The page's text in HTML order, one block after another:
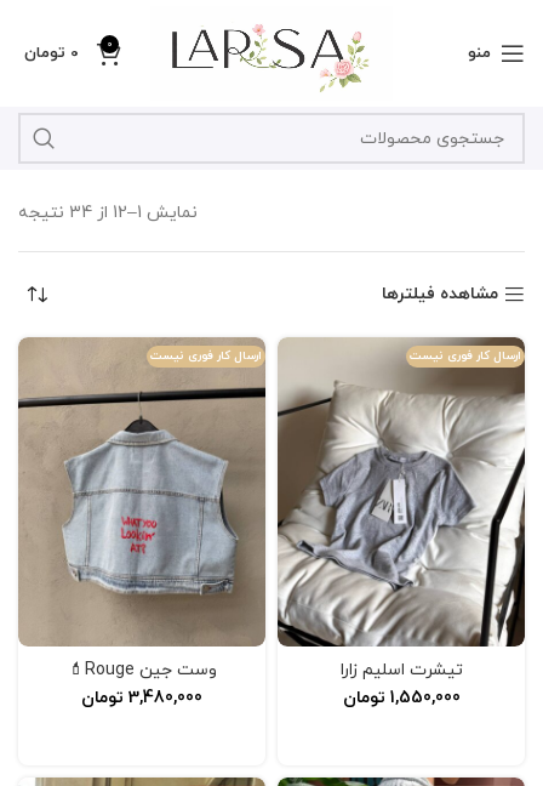
منو 0
0 تومان
نمایش 1–12 از 34 نتیجه
مشاهده فیلترها
ارسال کار فوری نیست
تیشرت اسلیم زارا
1,550,000 تومان
ارسال کار فوری نیست
وست جین Rouge💄
3,480,000 تومان